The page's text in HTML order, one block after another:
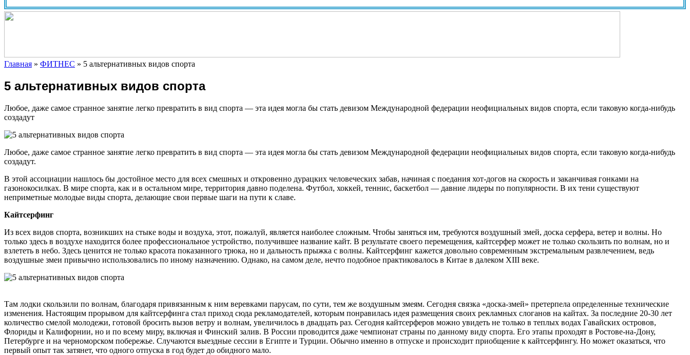
Главная » ФИТНЕС » 5 альтернативных видов спорта
5 альтернативных видов спорта
Любое, даже самое странное занятие легко превратить в вид спорта — эта идея могла бы стать девизом Международной федерации неофициальных видов спорта, если таковую когда-нибудь
создадут
Любое, даже самое странное занятие легко превратить в вид спорта — эта идея могла бы стать девизом Международной федерации неофициальных видов спорта, если таковую когда-нибудь
создадут.
В этой ассоциации нашлось бы достойное место для всех смешных и откровенно дурацких человеческих забав, начиная с поедания хот-догов на скорость и заканчивая гонками на
газонокосилках. В мире спорта, как и в остальном мире, территория давно поделена. Футбол, хоккей, теннис, баскетбол — давние лидеры по популярности. В их тени существуют
неприметные молодые виды спорта, делающие свои первые шаги на пути к славе.
Кайтсерфинг
Из всех видов спорта, возникших на стыке воды и воздуха, этот, пожалуй, является наиболее сложным. Чтобы заняться им, требуются воздушный змей, доска серфера, ветер и волны. Но
только здесь в воздухе находится более профессиональное устройство, получившее название кайт. В результате своего перемещения, кайтсерфер может не только скользить по волнам, но и
взлететь в небо. Здесь ценится не только красота показанного трюка, но и дальность прыжка с волны. Кайтсерфинг кажется довольно современным экстремальным развлечением, ведь
воздушные змеи привычно использовались по иному назначению. Однако, на самом деле, нечто подобное практиковалось в Китае в далеком XIII веке.
Там лодки скользили по волнам, благодаря привязанным к ним веревками парусам, по сути, тем же воздушным змеям. Сегодня связка «доска-змей» претерпела определенные технические
изменения. Настоящим прорывом для кайтсерфинга стал приход сюда рекламодателей, которым понравилась идея размещения своих рекламных слоганов на кайтах. За последние 20-30 лет
количество смелой молодежи, готовой бросить вызов ветру и волнам, увеличилось в двадцать раз. Сегодня кайтсерферов можно увидеть не только в теплых водах Гавайских островов,
Флориды и Калифорнии, но и по всему миру, включая и Финский залив. В России проводится даже чемпионат страны по данному виду спорта. Его этапы проходят в Ростове-на-Дону,
Петербурге и на черноморском побережье. Случаются выездные сессии в Египте и Турции. Обычно именно в отпуске и происходит приобщение к кайтсерфингу. Но может оказаться, что
первый опыт так затянет, что одного отпуска в год будет до обидного мало.
Отправить